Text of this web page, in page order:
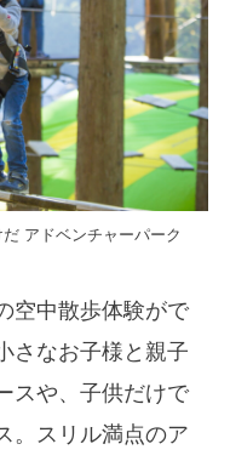
アドベンチャーパーク
空中散歩体験がで
さなお子様と親子
スや、子供だけで
。スリル満点のア